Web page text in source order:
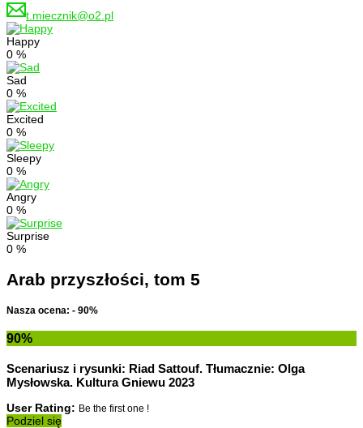
t.miecznik@o2.pl
Happy
0 %
Sad
0 %
Excited
0 %
Sleepy
0 %
Angry
0 %
Surprise
0 %
Arab przyszłości, tom 5
Nasza ocena: - 90%
90%
Scenariusz i rysunki: Riad Sattouf. Tłumacznie: Olga
Mysłowska. Kultura Gniewu 2023
User Rating: Be the first one !
Podziel się